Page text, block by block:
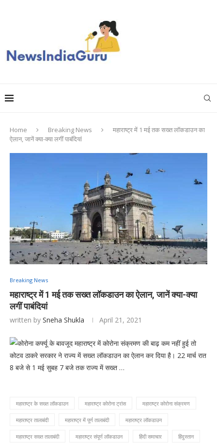
Home Breaking News
महाराष्ट्र में 1 मई तक सख्त लॉकडाउन का
ऐलान, जानें क्या-क्या लगीं पाबंदियां
Breaking News
महाराष्ट्र में 1 मई तक सख्त लॉकडाउन का ऐलान, जानें क्या-क्या
लगीं पाबंदियां
written by Sneha Shukla April 21, 2021
कोरोना कर्फ्यू के बावजूद महाराष्ट्र में कोरोना संक्रमण की बाढ़ कम नहीं हुई तो
कोटव ठाकरे सरकार ने राज्य में सख्त लॉकडाउन का ऐलान कर दिया है। 22 मार्च रात
8 बजे से 1 मई सुबह 7 बजे तक राज्य में सख्त …
महाराष्ट्र के सख्त लॉकडाउन महाराष्ट्र कोरोना ट्रांस महाराष्ट्र कोरोना संक्रमण
महाराष्ट्र तालाबंदी महाराष्ट्र में पूर्ण तालाबंदी महाराष्ट्र लॉकडाउन
महाराष्ट्र सख्त तालाबंदी महाराष्ट्र संपूर्ण लॉकडाउन हिंदी समाचार हिंदुस्तान